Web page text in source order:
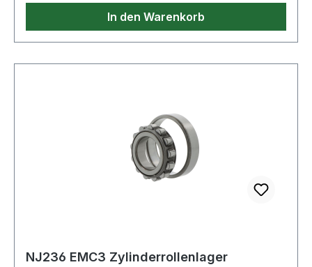
In den Warenkorb
NJ236 EMC3 Zylinderrollenlager